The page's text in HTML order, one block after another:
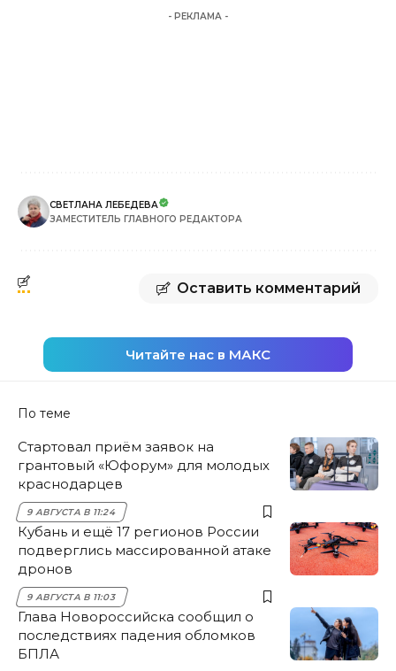
- РЕКЛАМА -
СВЕТЛАНА ЛЕБЕДЕВА
ЗАМЕСТИТЕЛЬ ГЛАВНОГО РЕДАКТОРА
Оставить комментарий
Читайте нас в МАКС
По теме
Стартовал приём заявок на
грантовый «Юфорум» для молодых
краснодарцев
9 АВГУСТА В 11:24
Кубань и ещё 17 регионов России
подверглись массированной атаке
дронов
9 АВГУСТА В 11:03
Глава Новороссийска сообщил о
последствиях падения обломков
БПЛА